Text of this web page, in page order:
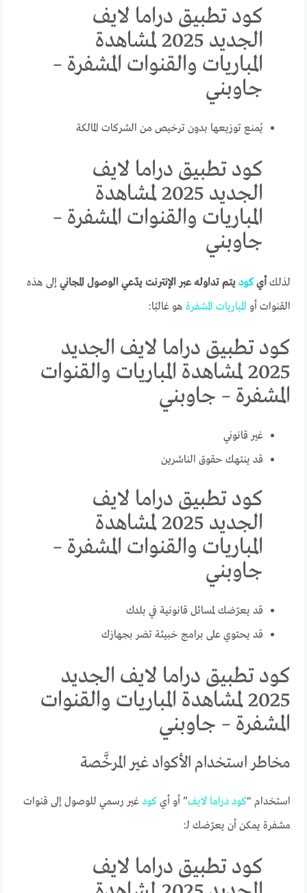
كود تطبيق دراما لايف
الجديد 2025 لمشاهدة
المباريات والقنوات المشفرة –
جاوبني
يُمنع توزيعها بدون ترخيص من الشركات المالكة
كود تطبيق دراما لايف
الجديد 2025 لمشاهدة
المباريات والقنوات المشفرة –
جاوبني
لذلكأيكود يتم تداوله عبر الإنترنت يدّعي الوصول المجاني إلى هذه
القنوات أو المباريات المشفرة هو غالبًا:
كود تطبيق دراما لايف الجديد
2025 لمشاهدة المباريات والقنوات
المشفرة – جاوبني
غير قانوني
قد ينتهك حقوق الناشرين
كود تطبيق دراما لايف
الجديد 2025 لمشاهدة
المباريات والقنوات المشفرة –
جاوبني
قد يعرّضك لمسائل قانونية في بلدك
قد يحتوي على برامج خبيثة تضر بجهازك
كود تطبيق دراما لايف الجديد
2025 لمشاهدة المباريات والقنوات
المشفرة – جاوبني
مخاطر استخدام الأكواد غير المرخَّصة
استخدام “كود دراما لايف” أو أيكود غير رسمي للوصول إلى قنوات
مشفرة يمكن أن يعرّضك لـ:
كود تطبيق دراما لايف